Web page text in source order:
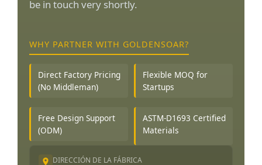
be in touch very shortly.
WHY PARTNER WITH GOLDENSOAR?
Direct Factory Pricing
(No Middleman)
Flexible MOQ for
Startups
Free Design Support
(ODM)
ASTM-D1693 Certified
Materials
DIRECCIÓN DE LA FÁBRICA